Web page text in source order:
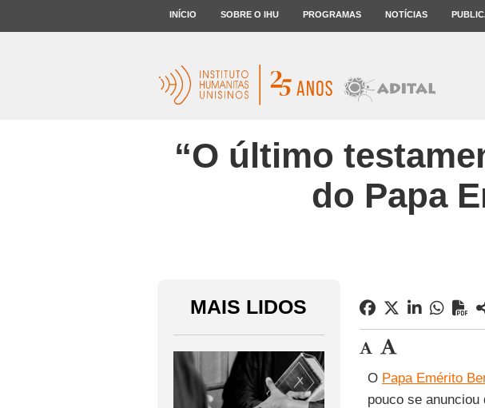
INÍCIO SOBRE O IHU PROGRAMAS NOTÍCIAS
“O último
do Papa
MAIS LIDOS
O Papa Emérito
pouco se